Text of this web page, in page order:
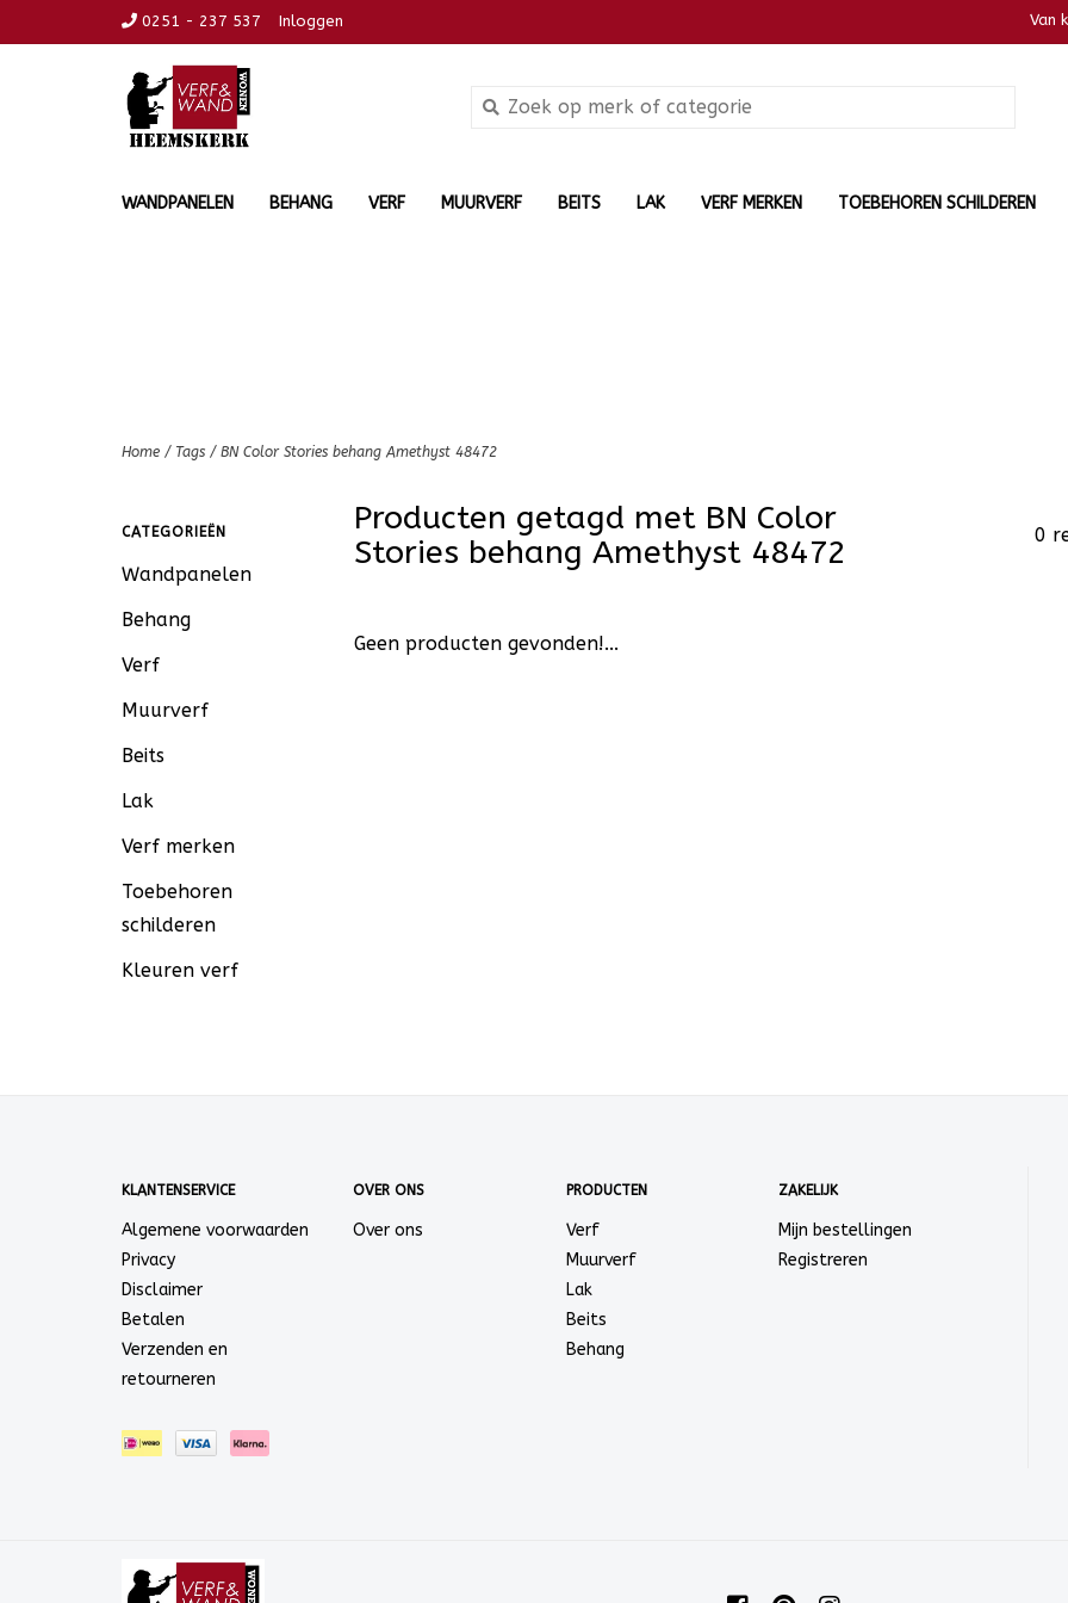
0251 - 237 537 Inloggen Van
WANDPANELEN BEHANG VERF MUURVERF BEITS LAK VERF MERKEN TOEBEHOREN SCHILDEREN
Home / Tags / BN Color Stories behang Amethyst 48472
CATEGORIEËN
Wandpanelen
Behang
Verf
Muurverf
Beits
Lak
Verf merken
Toebehoren
schilderen
Kleuren verf
Producten getagd met BN Color
Stories behang Amethyst 48472
0
Geen producten gevonden!...
KLANTENSERVICE
Algemene voorwaarden
Privacy
Disclaimer
Betalen
Verzenden en
retourneren
OVER ONS
Over ons
PRODUCTEN
Verf
Muurverf
Lak
Beits
Behang
ZAKELIJK
Mijn bestellingen
Registreren